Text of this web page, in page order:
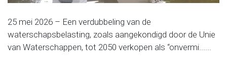
25 mei 2026 – Een verdubbeling van de
waterschapsbelasting, zoals aangekondigd door de Unie
van Waterschappen, tot 2050 verkopen als “onvermi......